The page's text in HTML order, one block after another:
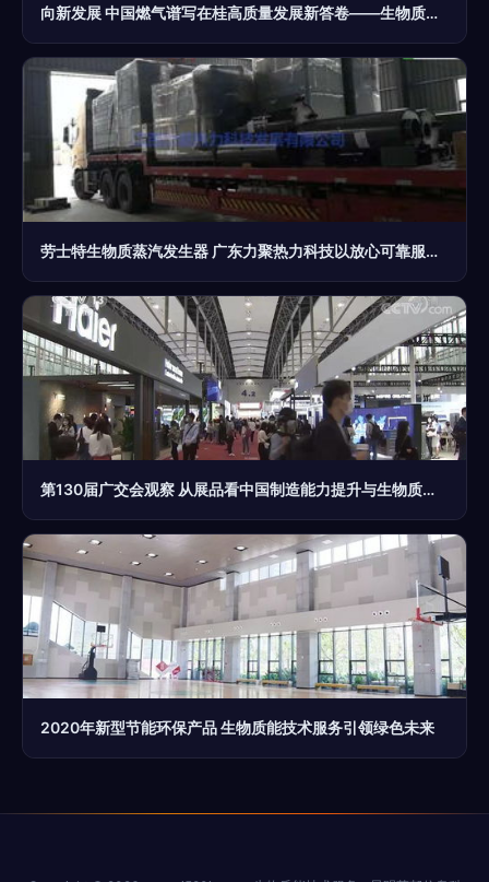
向新发展 中国燃气谱写在桂高质量发展新答卷——生物质能技术服务的实践与展望
劳士特生物质蒸汽发生器 广东力聚热力科技以放心可靠服务助力绿色未来
第130届广交会观察 从展品看中国制造能力提升与生物质能技术服务崛起
2020年新型节能环保产品 生物质能技术服务引领绿色未来